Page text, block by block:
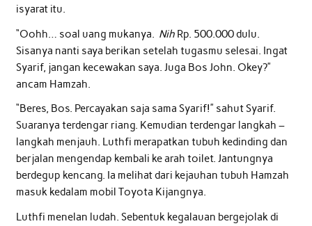
isyarat itu.
“Oohh… soal uang mukanya. NihRp. 500.000 dulu.
Sisanya nanti saya berikan setelah tugasmu selesai. Ingat
Syarif, jangan kecewakan saya. Juga Bos John. Okey?”
ancam Hamzah.
“Beres, Bos. Percayakan saja sama Syarif!” sahut Syarif.
Suaranya terdengar riang. Kemudian terdengar langkah –
langkah menjauh. Luthfi merapatkan tubuh kedinding dan
berjalan mengendap kembali ke arah toilet. Jantungnya
berdegup kencang. Ia melihat dari kejauhan tubuh Hamzah
masuk kedalam mobil Toyota Kijangnya.
Luthfi menelan ludah. Sebentuk kegalauan bergejolak di